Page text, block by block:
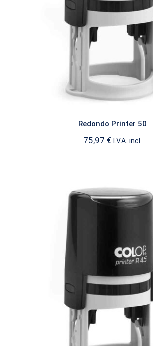
Redondo Printer 50
75,97 € I.V.A. incl.
Redondo Printer 45
PRINTER REDONDO